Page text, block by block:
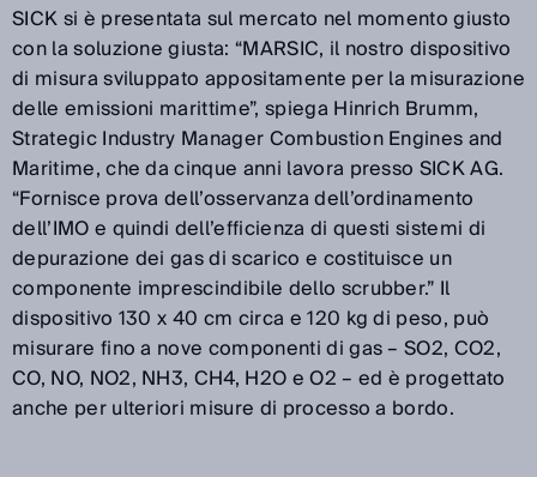
SICK si è presentata sul mercato nel momento giusto
con la soluzione giusta: “MARSIC, il nostro dispositivo
di misura sviluppato appositamente per la misurazione
delle emissioni marittime”, spiega Hinrich Brumm,
Strategic Industry Manager Combustion Engines and
Maritime, che da cinque anni lavora presso SICK AG.
“Fornisce prova dell’osservanza dell’ordinamento
dell’IMO e quindi dell’efficienza di questi sistemi di
depurazione dei gas di scarico e costituisce un
componente imprescindibile dello scrubber.” Il
dispositivo 130 x 40 cm circa e 120 kg di peso, può
misurare fino a nove componenti di gas – SO2, CO2,
CO, NO, NO2, NH3, CH4, H2O e O2 – ed è progettato
anche per ulteriori misure di processo a bordo.